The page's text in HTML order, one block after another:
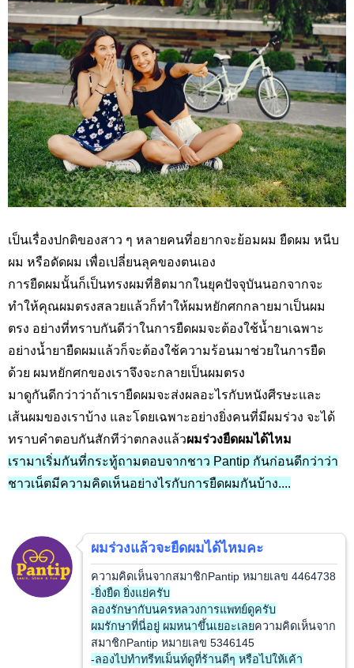
เป็นเรื่องปกติของสาว ๆ หลายคนที่อยากจะย้อมผม ยืดผม หนีบ
ผม หรือดัดผม เพื่อเปลี่ยนลุคของตนเอง
การยืดผมนั้นก็เป็นทรงผมที่ฮิตมากในยุคปัจจุบันนอกจากจะ
ทำให้คุณผมตรงสลวยแล้วก็ทำให้ผมหยักศกกลายมาเป็นผม
ตรง อย่างที่ทราบกันดีว่าในการยืดผมจะต้องใช้น้ำยาเฉพาะ
อย่างน้ำยายืดผมแล้วก็จะต้องใช้ความร้อนมาช่วยในการยืด
ด้วย ผมหยักศกของเราจึงจะกลายเป็นผมตรง
มาดูกันดีกว่าว่าถ้าเรายืดผมจะส่งผลอะไรกับหนังศีรษะและ
เส้นผมของเราบ้าง และโดยเฉพาะอย่างยิ่งคนที่มีผมร่วง จะได้
ทราบคำตอบกันสักทีว่าตกลงแล้วผมร่วงยืดผมได้ไหม
เรามาเริ่มกันที่กระทู้ถามตอบจากชาว Pantip กันก่อนดีกว่าว่า
ชาวเน็ตมีความคิดเห็นอย่างไรกับการยืดผมกันบ้าง....
ผมร่วงแล้วจะยืดผมได้ไหมคะ
ความคิดเห็นจากสมาชิกPantip หมายเลข 4464738
-ยิ่งยืด ยิ่งแย่ครับ
ลองรักษากับนครหลวงการแพทย์ดูครับ
ผมรักษาที่นี่อยู่ ผมหนาขึ้นเยอะเลยความคิดเห็นจาก
สมาชิกPantip หมายเลข 5346145
-ลองไปทำทรีทเม็นท์ดูที่ร้านดีๆ หรือไปให้เค้า